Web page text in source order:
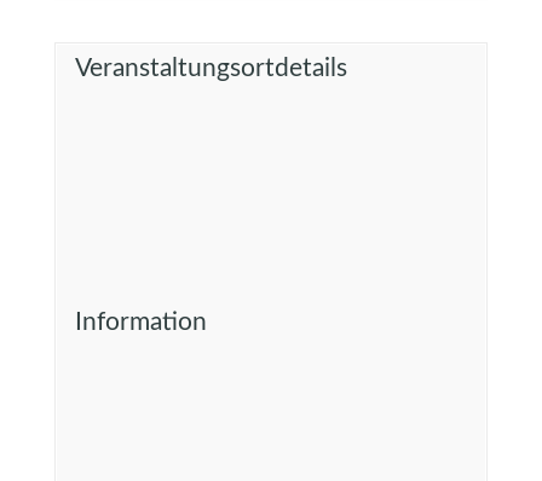
Veranstaltungsortdetails
Information